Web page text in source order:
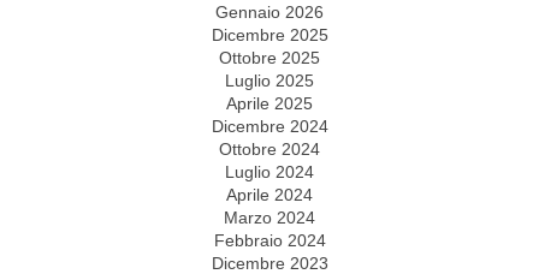
Gennaio 2026
Dicembre 2025
Ottobre 2025
Luglio 2025
Aprile 2025
Dicembre 2024
Ottobre 2024
Luglio 2024
Aprile 2024
Marzo 2024
Febbraio 2024
Dicembre 2023